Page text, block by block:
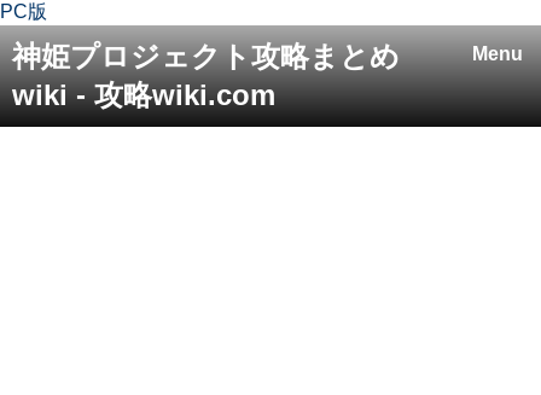
PC版
Menu
神姫プロジェクト攻略まとめ
wiki - 攻略wiki.com